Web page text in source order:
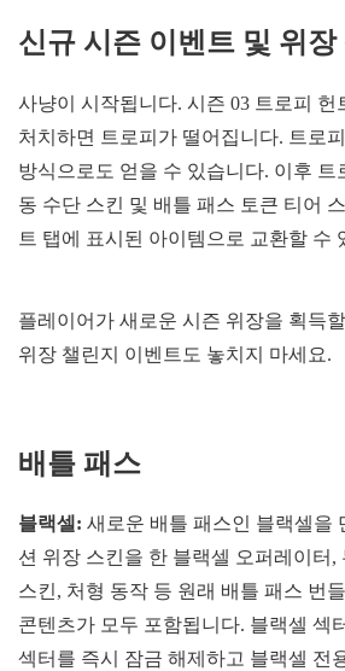
신규 시즌 이벤트 및 위장
사냥이 시작됩니다. 시즌 03 트로피 헌
처치하면 트로피가 떨어집니다. 트로
방식으로도 얻을 수 있습니다. 이후 트
동 수단 스킨 및 배틀 패스 토큰 티어
트 탭에 표시된 아이템으로 교환할 수
플레이어가 새로운 시즌 위장을 획득
위장 챌린지 이벤트도 놓치지 마세요.
배틀 패스
블랙셀: 새로운 배틀 패스인 블랙셀을
션 위장 스킨을 한 블랙셀 오퍼레이터,
스킨, 처형 동작 등 원래 배틀 패스 번
콘텐츠가 모두 포함됩니다. 블랙셀 섹
섹터를 즉시 잠금 해제하고 블랙셀 전